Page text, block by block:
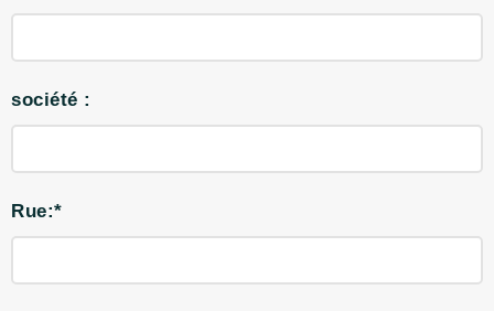
société :
Rue:*